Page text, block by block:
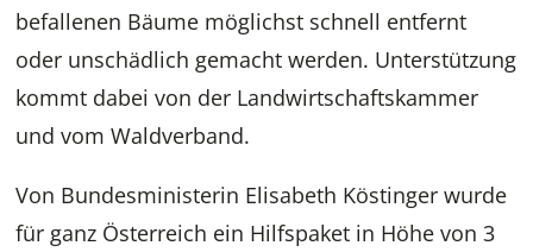
befallenen Bäume möglichst schnell entfernt
oder unschädlich gemacht werden. Unterstützung
kommt dabei von der Landwirtschaftskammer
und vom Waldverband.
Von Bundesministerin Elisabeth Köstinger wurde
für ganz Österreich ein Hilfspaket in Höhe von 3